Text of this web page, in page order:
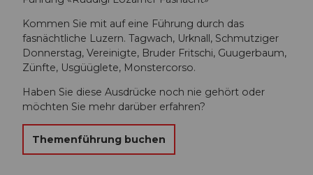
t
Kommen Sie mit auf eine Führung durch das
fasnächtliche Luzern. Tagwach, Urknall, Schmutziger
Donnerstag, Vereinigte, Bruder Fritschi, Guugerbaum,
Zünfte, Usgüüglete, Monstercorso.
Haben Sie diese Ausdrücke noch nie gehört oder
möchten Sie mehr darüber erfahren?
Themenführung buchen